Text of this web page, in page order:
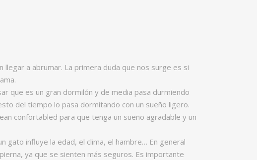
a abrumar. La primera duda que nos surge es si
que es un gran dormilón y de media pasa durmiendo
del tiempo lo pasa dormitando con un sueño ligero.
confortabled para que tenga un sueño agradable y un
gato influye la edad, el clima, el hambre… En general
ya que se sienten más seguros. Es importante